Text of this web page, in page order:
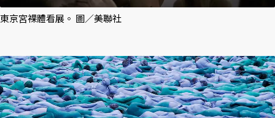
東京宮裸體看展。 圖／美聯社